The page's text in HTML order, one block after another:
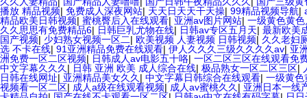
播放 精品视频| 免费成人深夜网站| 天天日天天干天操| 99精品视频导航|
精品欧美日韩视频| 蜜桃臀后入在线观看| 亚洲av图片网站| 一级黄色黄
久久思思有免费精品6| 日韩巨乳尤物在线| 日韩av专区五月天| 最新欧美
国产视频| 少妇熟女视频一区二| 欧美视频 人妻视频 日韩视频| 久久老妇
选 不卡在线| 91亚洲精品免费在线观看| 伊人久久久三级久久久久av| 亚
洲免费一区二区视频| 日韩成人av电影五十咯| 一区二区三区在线观看免
中文字幕久久久 | 日韩 亚洲 欧美 成人综合在线| 极品熟女一区二区三区|
日韩在线网址| 亚洲精品美女久久 | 中文字幕日韩综合在线观看| 一级黄色
视频看一区二区| 成人a级在线观看视频| 成人av蜜桃久久 | 亚洲日本一线